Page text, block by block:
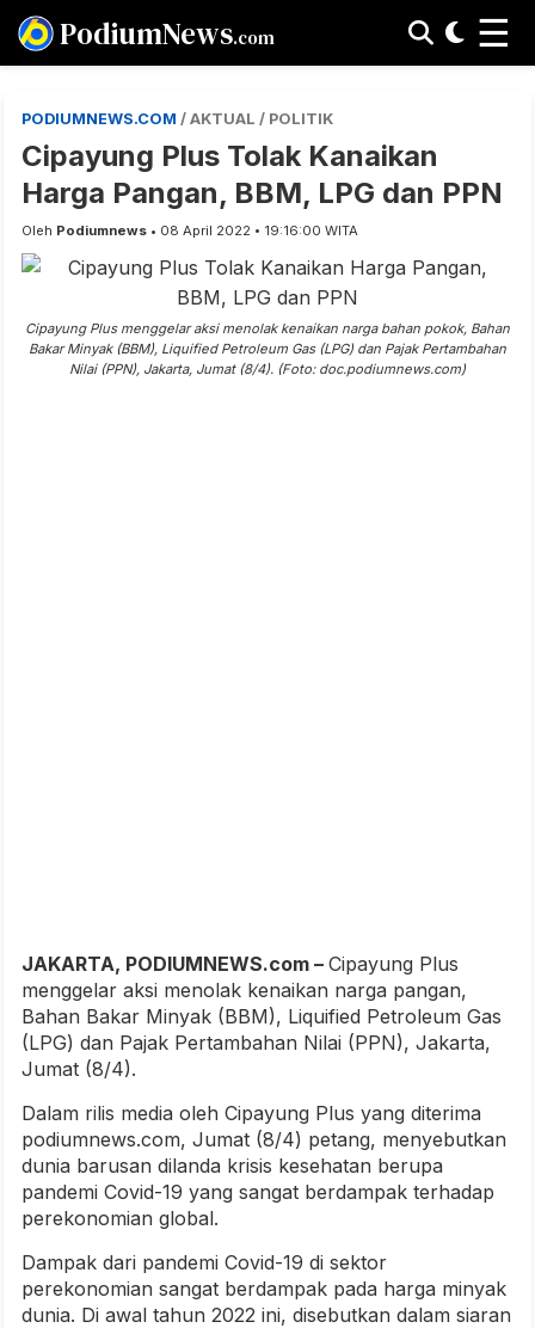
PodiumNews.com ☰
PODIUMNEWS.COM / AKTUAL / POLITIK
Cipayung Plus Tolak Kanaikan
Harga Pangan, BBM, LPG dan PPN
Oleh Podiumnews • 08 April 2022 • 19:16:00 WITA
Cipayung Plus menggelar aksi menolak kenaikan narga bahan pokok, Bahan
Bakar Minyak (BBM), Liquified Petroleum Gas (LPG) dan Pajak Pertambahan
Nilai (PPN), Jakarta, Jumat (8/4). (Foto: doc.podiumnews.com)
JAKARTA, PODIUMNEWS.com – Cipayung Plus
menggelar aksi menolak kenaikan narga pangan,
Bahan Bakar Minyak (BBM), Liquified Petroleum Gas
(LPG) dan Pajak Pertambahan Nilai (PPN), Jakarta,
Jumat (8/4).
Dalam rilis media oleh Cipayung Plus yang diterima
podiumnews.com, Jumat (8/4) petang, menyebutkan
dunia barusan dilanda krisis kesehatan berupa
pandemi Covid-19 yang sangat berdampak terhadap
perekonomian global.
Dampak dari pandemi Covid-19 di sektor
perekonomian sangat berdampak pada harga minyak
dunia. Di awal tahun 2022 ini, disebutkan dalam siaran